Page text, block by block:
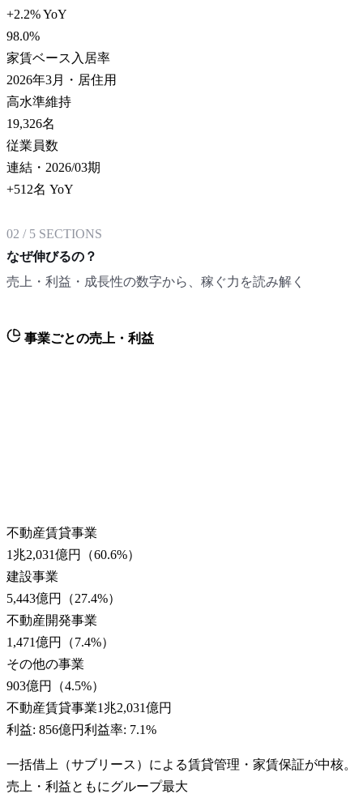
+2.2% YoY
98.0%
家賃ベース入居率
2026年3月・居住用
高水準維持
19,326名
従業員数
連結・2026/03期
+512名 YoY
02 / 5 SECTIONS
なぜ伸びるの？
売上・利益・成長性の数字から、稼ぐ力を読み解く
事業ごとの売上・利益
不動産賃貸事業
1兆2,031億円
（60.6%）
建設事業
5,443億円
（27.4%）
不動産開発事業
1,471億円
（7.4%）
その他の事業
903億円
（4.5%）
不動産賃貸事業1兆2,031億円
利益: 856億円利益率: 7.1%
一括借上（サブリース）による賃貸管理・家賃保証が中核。
売上・利益ともにグループ最大